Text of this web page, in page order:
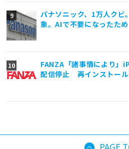
パナソニック、1万人ク
象。AIで不要になったため
FANZA「諸事情により」
配信停止 再インストー